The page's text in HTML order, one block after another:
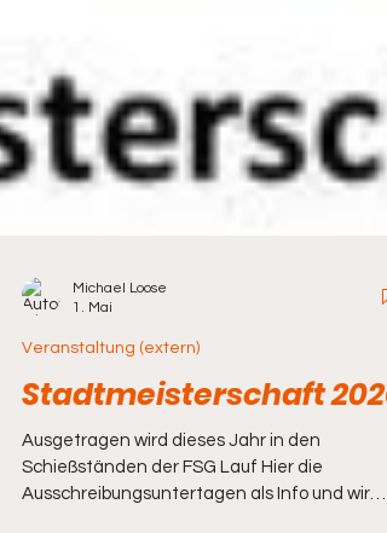
1. Mai
Veranstaltung (extern)
Stadtmeisterschaft 2026
Ausgetragen wird dieses Jahr in den
Schießständen der FSG Lauf Hier die